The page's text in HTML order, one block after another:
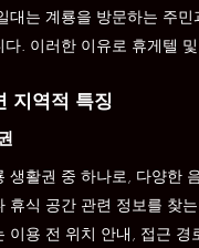
대는 계룡을 방문하는 주
다. 이러한 이유로 휴게텔
지역적 특징
생활권 중 하나로, 다양한
휴식 공간 관련 정보를 찾
이용 전 위치 안내, 접근